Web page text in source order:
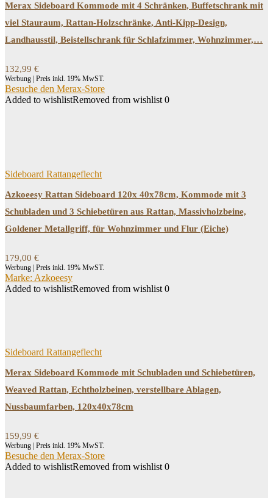
Merax Sideboard Kommode mit 4 Schränken, Buffetschrank mit
viel Stauraum, Rattan-Holzschränke, Anti-Kipp-Design,
Landhausstil, Beistellschrank für Schlafzimmer, Wohnzimmer,…
132,99 €
Werbung | Preis inkl. 19% MwST.
Besuche den Merax-Store
Added to wishlistRemoved from wishlist 0
Sideboard Rattangeflecht
Azkoeesy Rattan Sideboard 120x 40x78cm, Kommode mit 3
Schubladen und 3 Schiebetüren aus Rattan, Massivholzbeine,
Goldener Metallgriff, für Wohnzimmer und Flur (Eiche)
179,00 €
Werbung | Preis inkl. 19% MwST.
Marke: Azkoeesy
Added to wishlistRemoved from wishlist 0
Sideboard Rattangeflecht
Merax Sideboard Kommode mit Schubladen und Schiebetüren,
Weaved Rattan, Echtholzbeinen, verstellbare Ablagen,
Nussbaumfarben, 120x40x78cm
159,99 €
Werbung | Preis inkl. 19% MwST.
Besuche den Merax-Store
Added to wishlistRemoved from wishlist 0